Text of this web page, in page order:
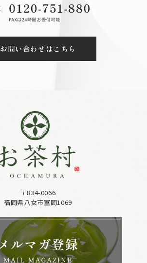
お問い合わせはこちら
〒834-0066
福岡県八女市室岡1069